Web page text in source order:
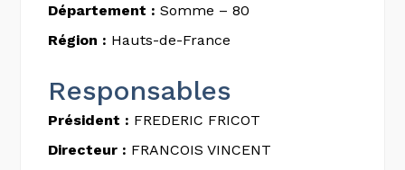
Département : Somme – 80
Région : Hauts-de-France
Responsables
Président : FREDERIC FRICOT
Directeur : FRANCOIS VINCENT